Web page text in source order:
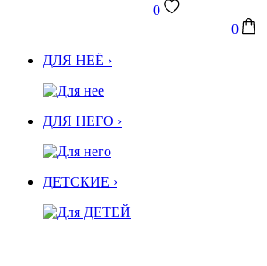
0
0
ДЛЯ НЕЁ ›
ДЛЯ НЕГО ›
ДЕТСКИЕ ›